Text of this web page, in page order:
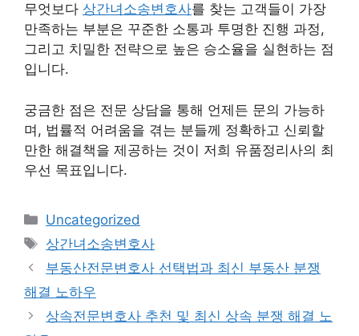
무엇보다 상간녀소송변호사를 찾는 고객들이 가장
만족하는 부분은 꾸준한 소통과 투명한 진행 과정,
그리고 치밀한 전략으로 높은 승소율을 실현하는 점
입니다.
궁금한 점은 전문 상담을 통해 언제든 문의 가능하
며, 법률적 어려움을 겪는 분들께 정확하고 신뢰할
만한 해결책을 제공하는 것이 저희 유품정리사의 최
우선 목표입니다.
Categories
Uncategorized
Tags
상간녀소송변호사
부동산전문변호사 선택법과 최신 부동산 분쟁
해결 노하우
상속전문변호사 추천 및 최신 상속 분쟁 해결 노